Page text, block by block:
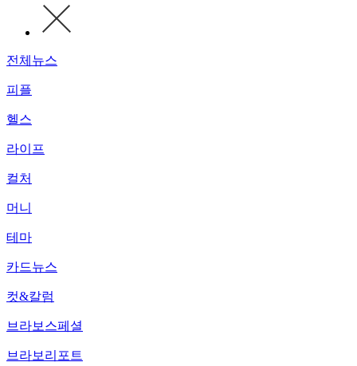
전체뉴스
피플
헬스
라이프
컬처
머니
테마
카드뉴스
컷&칼럼
브라보스페셜
브라보리포트